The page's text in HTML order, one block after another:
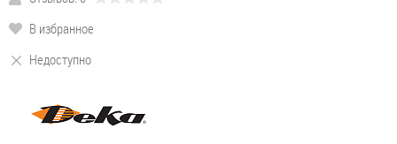
В избранное
Недоступно